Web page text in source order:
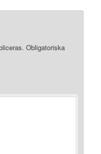
Obligatoriska